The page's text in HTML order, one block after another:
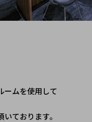
ームを使用して
ております。